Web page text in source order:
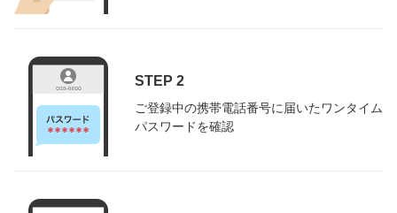
STEP 2
ご登録中の携帯電話番号に届いたワンタイム
パスワードを確認